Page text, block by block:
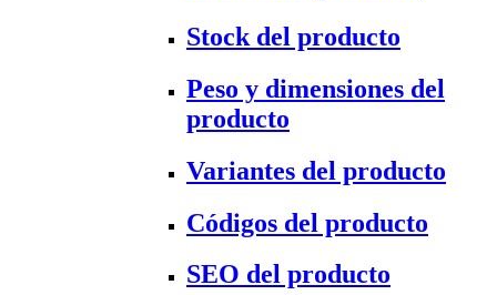
Stock del producto
Peso y dimensiones del
producto
Variantes del producto
Códigos del producto
SEO del producto